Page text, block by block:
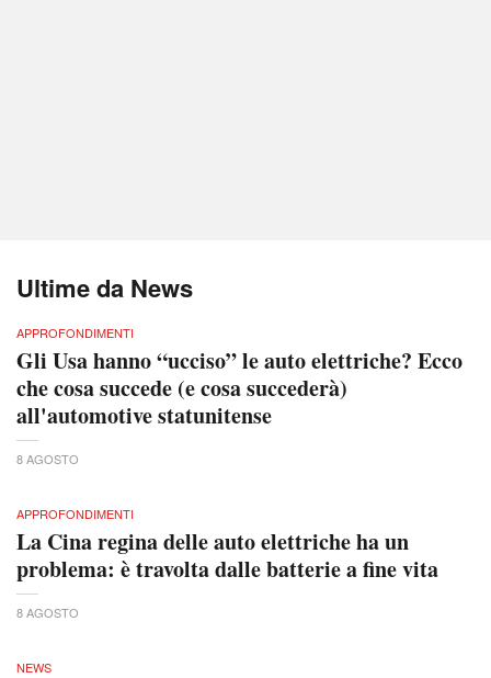
Ultime da News
APPROFONDIMENTI
Gli Usa hanno “ucciso” le auto elettriche? Ecco
che cosa succede (e cosa succederà)
all'automotive statunitense
8 AGOSTO
APPROFONDIMENTI
La Cina regina delle auto elettriche ha un
problema: è travolta dalle batterie a fine vita
8 AGOSTO
NEWS